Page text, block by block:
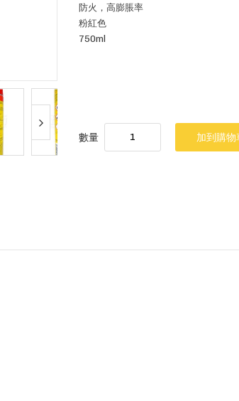
防火，高膨脹率
粉紅色
750ml
數量 加到購物